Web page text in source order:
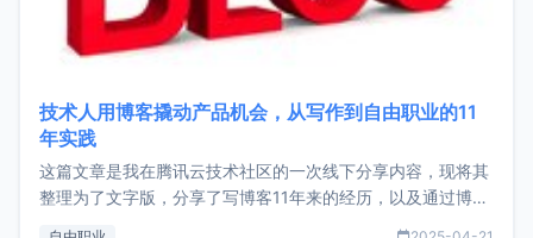
技术人用博客撬动产品机会，从写作到自由职业的11
年实践
这篇文章是我在腾讯云技术社区的一次线下分享内容，现将其
整理为了文字版，分享了写博客11年来的经历，以及通过博客